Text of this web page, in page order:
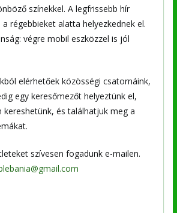
színekkel. A legfrissebb hír
régebbieket alatta helyezkednek el.
végre mobil eszközzel is jól
elérhetőek közösségi csatornáink,
egy keresőmezőt helyeztünk el,
kereshetünk, és találhatjuk meg a
szívesen fogadunk e-mailen.